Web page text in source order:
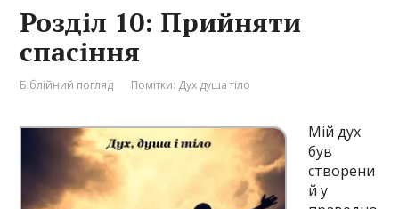
Розділ 10: Прийняти
спасіння
Біблійний погляд Помітки: Дух душа тіло
Мій дух
був
створени
й у